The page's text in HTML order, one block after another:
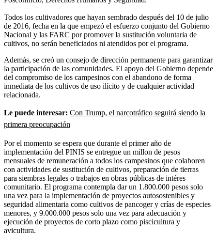
Todos los cultivadores que hayan sembrado después del 10 de julio
de 2016, fecha en la que empezó el esfuerzo conjunto del Gobierno
Nacional y las FARC por promover la sustitución voluntaria de
cultivos, no serán beneficiados ni atendidos por el programa.
Además, se creó un consejo de dirección permanente para garantizar
la participación de las comunidades. El apoyo del Gobierno depende
del compromiso de los campesinos con el abandono de forma
inmediata de los cultivos de uso ilícito y de cualquier actividad
relacionada.
Le puede interesar: Con Trump, el narcotráfico seguirá siendo la
primera preocupación
Por el momento se espera que durante el primer año de
implementación del PINIS se entregue un millon de pesos
mensuales de remuneración a todos los campesinos que colaboren
con actividades de sustitución de cultivos, preparación de tierras
para siembras legales o trabajos en obras públicas de intéres
comunitario. El programa contempla dar un 1.800.000 pesos solo
una vez para la implementación de proyectos autosostenibles y
seguridad alimentaria como cultivos de pancoger y crías de especies
menores, y 9.000.000 pesos solo una vez para adecuación y
ejecución de proyectos de corto plazo como piscicultura y
avicultura.